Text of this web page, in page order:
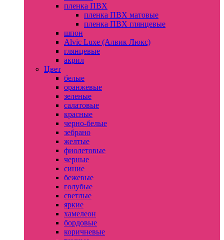
пленка ПВХ
пленка ПВХ матовые
пленка ПВХ глянцевые
шпон
Alvic Luxe (Алвик Люкс)
глянцевые
акрил
Цвет
белые
оранжевые
зеленые
салатовые
красные
черно-белые
зебрано
желтые
фиолетовые
черные
синие
бежевые
голубые
светлые
яркие
хамелеон
бордовые
коричневые